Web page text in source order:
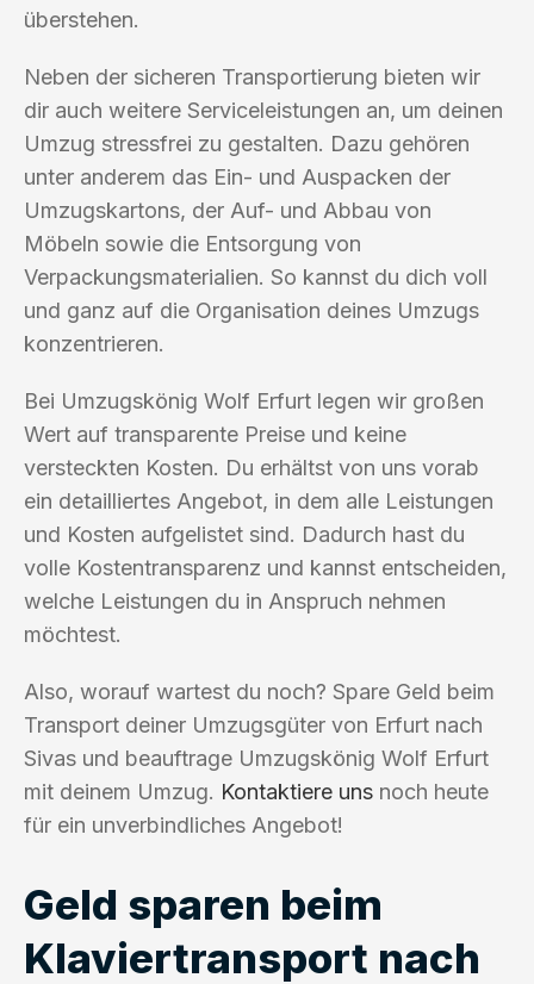
überstehen.
Neben der sicheren Transportierung bieten wir
dir auch weitere Serviceleistungen an, um deinen
Umzug stressfrei zu gestalten. Dazu gehören
unter anderem das Ein- und Auspacken der
Umzugskartons, der Auf- und Abbau von
Möbeln sowie die Entsorgung von
Verpackungsmaterialien. So kannst du dich voll
und ganz auf die Organisation deines Umzugs
konzentrieren.
Bei Umzugskönig Wolf Erfurt legen wir großen
Wert auf transparente Preise und keine
versteckten Kosten. Du erhältst von uns vorab
ein detailliertes Angebot, in dem alle Leistungen
und Kosten aufgelistet sind. Dadurch hast du
volle Kostentransparenz und kannst entscheiden,
welche Leistungen du in Anspruch nehmen
möchtest.
Also, worauf wartest du noch? Spare Geld beim
Transport deiner Umzugsgüter von Erfurt nach
Sivas und beauftrage Umzugskönig Wolf Erfurt
mit deinem Umzug. Kontaktiere uns noch heute
für ein unverbindliches Angebot!
Geld sparen beim
Klaviertransport nach